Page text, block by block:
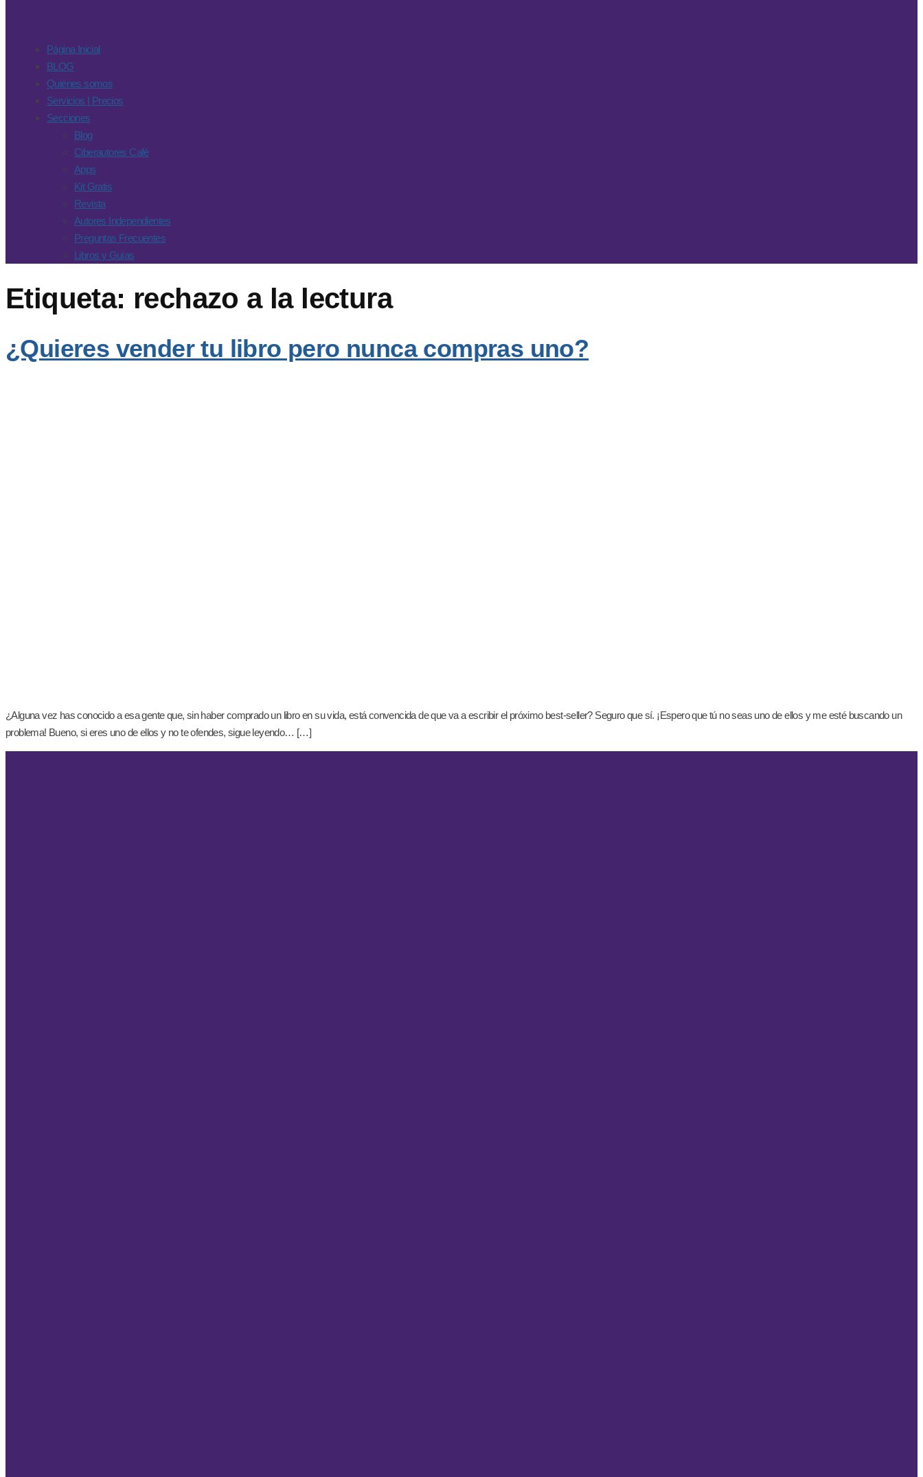
Página Inicial
BLOG
Quiénes somos
Servicios | Precios
Secciones
Blog
Ciberautores Café
Apps
Kit Gratis
Revista
Autores Independientes
Preguntas Frecuentes
Libros y Guías
Etiqueta: rechazo a la lectura
¿Quieres vender tu libro pero nunca compras uno?
¿Alguna vez has conocido a esa gente que, sin haber comprado un libro en su vida, está convencida de que va a escribir el próximo best-seller? Seguro que sí. ¡Espero que tú no seas uno de ellos y me esté buscando un
problema! Bueno, si eres uno de ellos y no te ofendes, sigue leyendo… […]